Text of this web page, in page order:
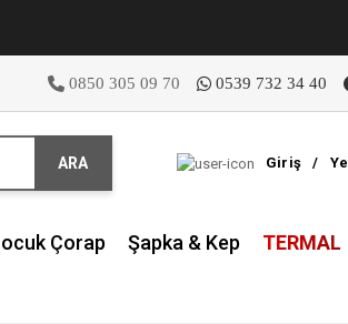
0850 305 09 70 0539 732 34 40
ARA Giriş /
Çorap Şapka & Kep TERMAL